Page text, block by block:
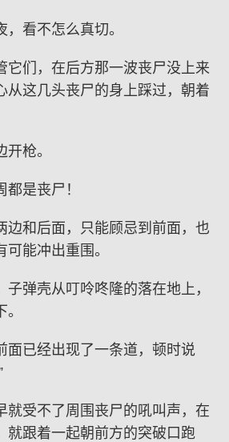
看不怎么真切。
它们，在后方那一波丧尸没上来
从这几头丧尸的身上踩过，朝着
枪。
都是丧尸！
边和后面，只能顾忌到前面，也
能冲出重围。
子弹壳从叮呤咚隆的落在地上，
面已经出现了一条道，顿时说
就受不了周围丧尸的吼叫声，在
就跟着一起朝前方的突破口跑